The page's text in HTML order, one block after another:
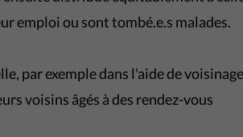
emploi ou sont tombé.e.s malades.
par exemple dans l'aide de
voisins âgés à des rendez-vous